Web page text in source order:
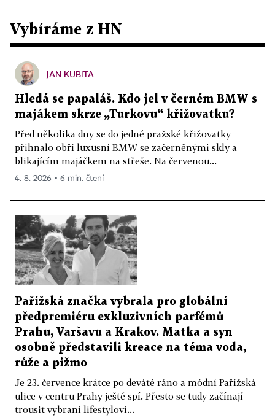
Vybíráme z HN
JAN KUBITA
Hledá se papaláš. Kdo jel v černém BMW s
majákem skrze „Turkovu“ křižovatku?
Před několika dny se do jedné pražské křižovatky
přihnalo obří luxusní BMW se začerněnými skly a
blikajícím majáčkem na střeše. Na červenou...
4. 8. 2026 ▪ 6 min. čtení
Pařížská značka vybrala pro globální
předpremiéru exkluzivních parfémů
Prahu, Varšavu a Krakov. Matka a syn
osobně představili kreace na téma voda,
růže a pižmo
Je 23. července krátce po deváté ráno a módní Pařížská
ulice v centru Prahy ještě spí. Přesto se tudy začínají
trousit vybraní lifestyloví...